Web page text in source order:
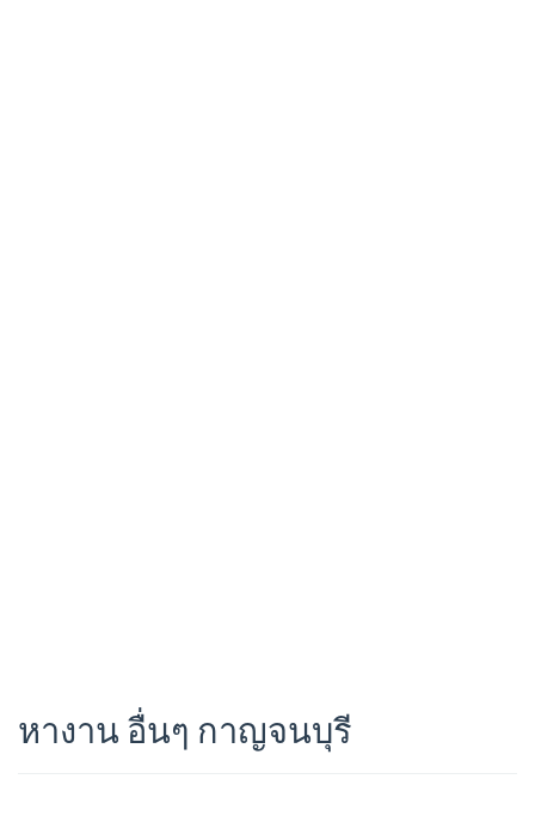
หางาน อื่นๆ กาญจนบุรี